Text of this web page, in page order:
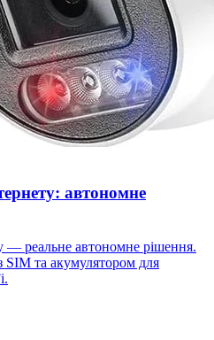
автономне
— реальне автономне рішення.
SIM та акумулятором для